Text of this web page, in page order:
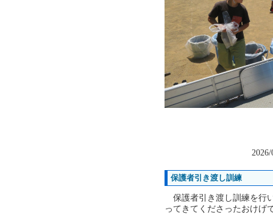
保護者引き渡し訓練
保護者引き渡し訓練を行
ってきてくださったおけげ